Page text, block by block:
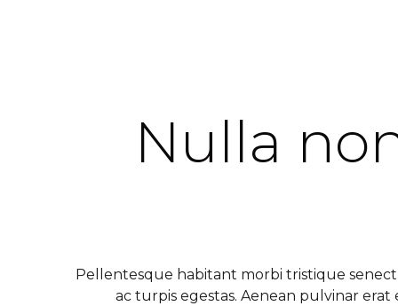
Nulla
Pellentesque habitant morbi tristique
ac turpis egestas. Aenean pulvinar erat